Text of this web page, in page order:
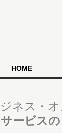
HOME
ネス・
ービス